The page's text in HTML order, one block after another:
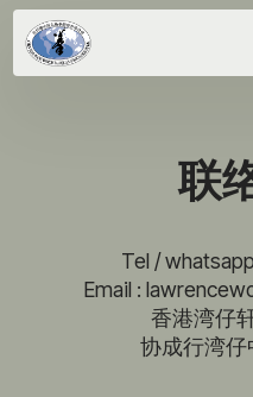
联
Tel /
Email :
香港湾仔
协成行湾仔